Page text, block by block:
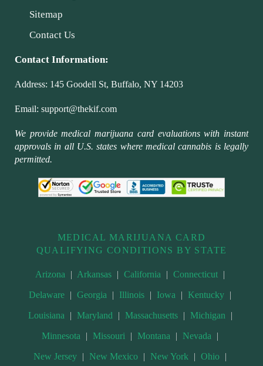
Sitemap
Contact Us
Contact Information:
Address: 145 Goodell St, Buffalo, NY 14203
Email: support@thekif.com
We provide medical marijuana card evaluations with instant
approvals in all U.S. states where medical cannabis is legally
permitted.
MEDICAL MARIJUANA CARD
QUALIFYING CONDITIONS BY STATE
Arizona | Arkansas | California | Connecticut |
Delaware | Georgia | Illinois | Iowa | Kentucky |
Louisiana | Maryland | Massachusetts | Michigan |
Minnesota | Missouri | Montana | Nevada |
New Jersey | New Mexico | New York | Ohio |